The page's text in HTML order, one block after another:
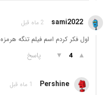
sami2022 2 ماه قبل
اول فکر کردم اسم فیلم تنگه هرمزه
▲
4
▼ پاسخ
Pershine 1 ماه قبل